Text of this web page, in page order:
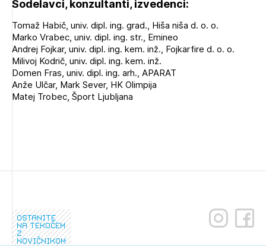
Sodelavci, konzultanti, izvedenci:
Tomaž Habič, univ. dipl. ing. grad., Hiša niša d. o. o.
Marko Vrabec, univ. dipl. ing. str., Emineo
Andrej Fojkar, univ. dipl. ing. kem. inž., Fojkarfire d. o. o.
Milivoj Kodrič, univ. dipl. ing. kem. inž.
Domen Fras, univ. dipl. ing. arh., APARAT
Anže Ulčar, Mark Sever, HK Olimpija
Matej Trobec, Šport Ljubljana
ostanite
na tekočem
z
novičnikom